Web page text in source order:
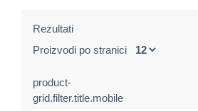
Rezultati
Proizvodi po stranici
product-
grid.filter.title.mobile